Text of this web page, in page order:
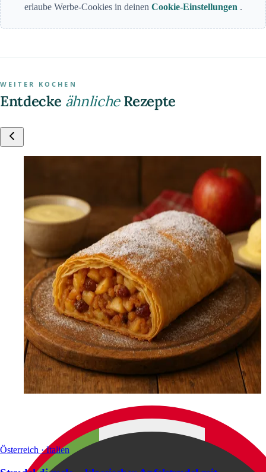
erlaube Werbe-Cookies in deinen Cookie-Einstellungen .
WEITER KOCHEN
Entdecke ähnlicheRezepte
Österreich · Italien